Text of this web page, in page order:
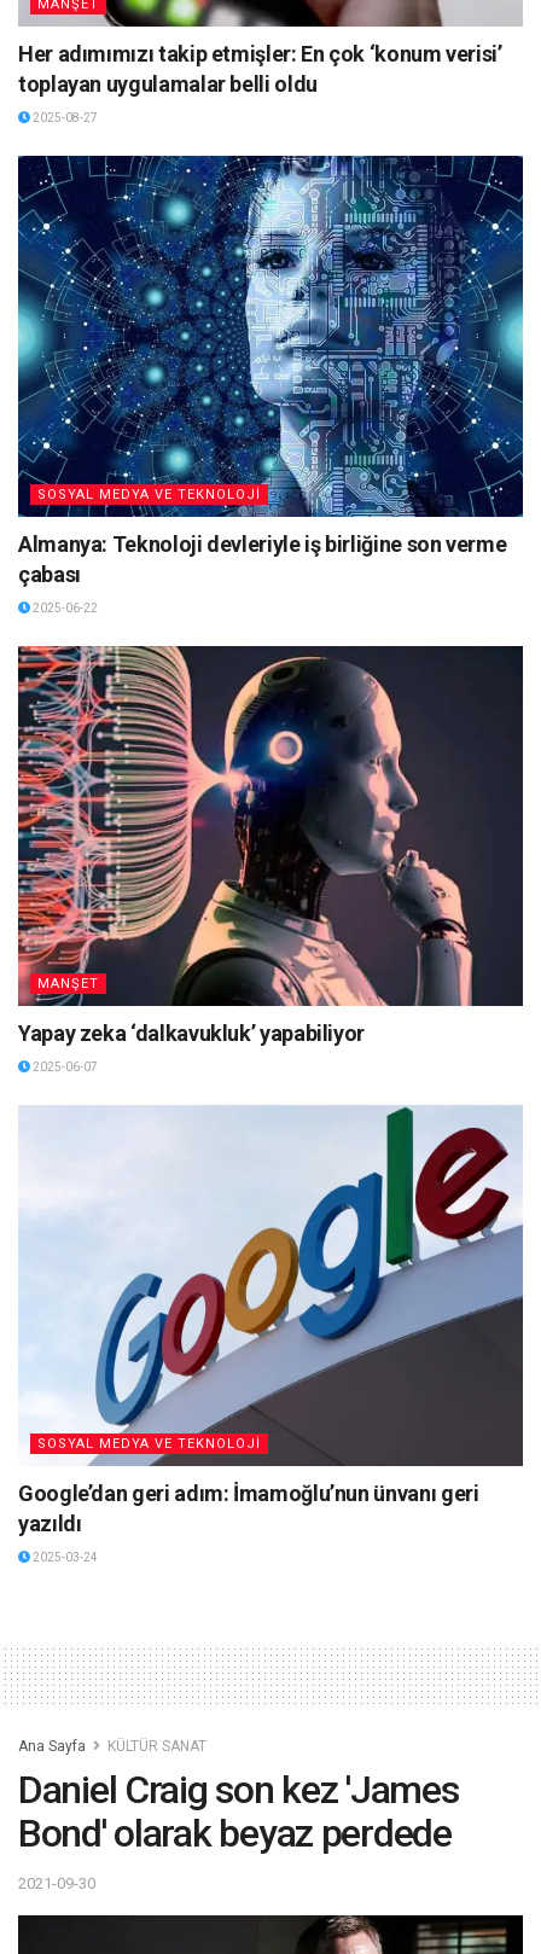
MANŞET
Her adımımızı takip etmişler: En çok ‘konum verisi’
toplayan uygulamalar belli oldu
2025-08-27
SOSYAL MEDYA VE TEKNOLOJİ
Almanya: Teknoloji devleriyle iş birliğine son verme
çabası
2025-06-22
MANŞET
Yapay zeka ‘dalkavukluk’ yapabiliyor
2025-06-07
SOSYAL MEDYA VE TEKNOLOJİ
Google’dan geri adım: İmamoğlu’nun ünvanı geri
yazıldı
2025-03-24
Ana Sayfa KÜLTÜR SANAT
Daniel Craig son kez 'James
Bond' olarak beyaz perdede
2021-09-30